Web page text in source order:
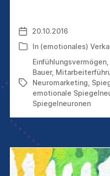
Veröffentlichungsdatum
20.10.2016
Kategorien
In (emotionales)
Schlagwörter
Einfühlungsvermögen
Bauer,
Neuromarketing
emotionale
Spiegelneuronen